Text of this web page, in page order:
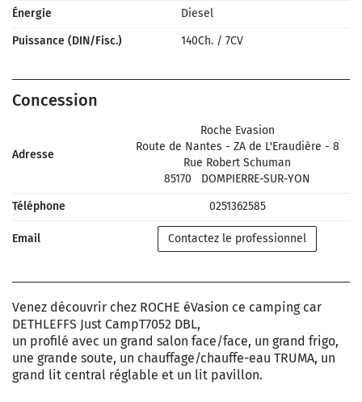
Énergie
Diesel
Puissance (DIN/Fisc.)
140Ch. / 7CV
Concession
Adresse
Roche Evasion
Route de Nantes - ZA de L'Eraudière - 8
Rue Robert Schuman
85170
DOMPIERRE-SUR-YON
Téléphone
0251362585
Email Contactez le professionnel
Venez découvrir chez ROCHE éVasion ce camping car
DETHLEFFS Just CampT7052 DBL,
un profilé avec un grand salon face/face, un grand frigo,
une grande soute, un chauffage/chauffe-eau TRUMA, un
grand lit central réglable et un lit pavillon.